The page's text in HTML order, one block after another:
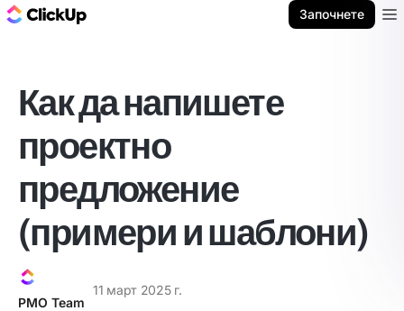
Започнете
Как да напишете
проектно
предложение
(примери и шаблони)
PMO Team
11 март 2025 г.